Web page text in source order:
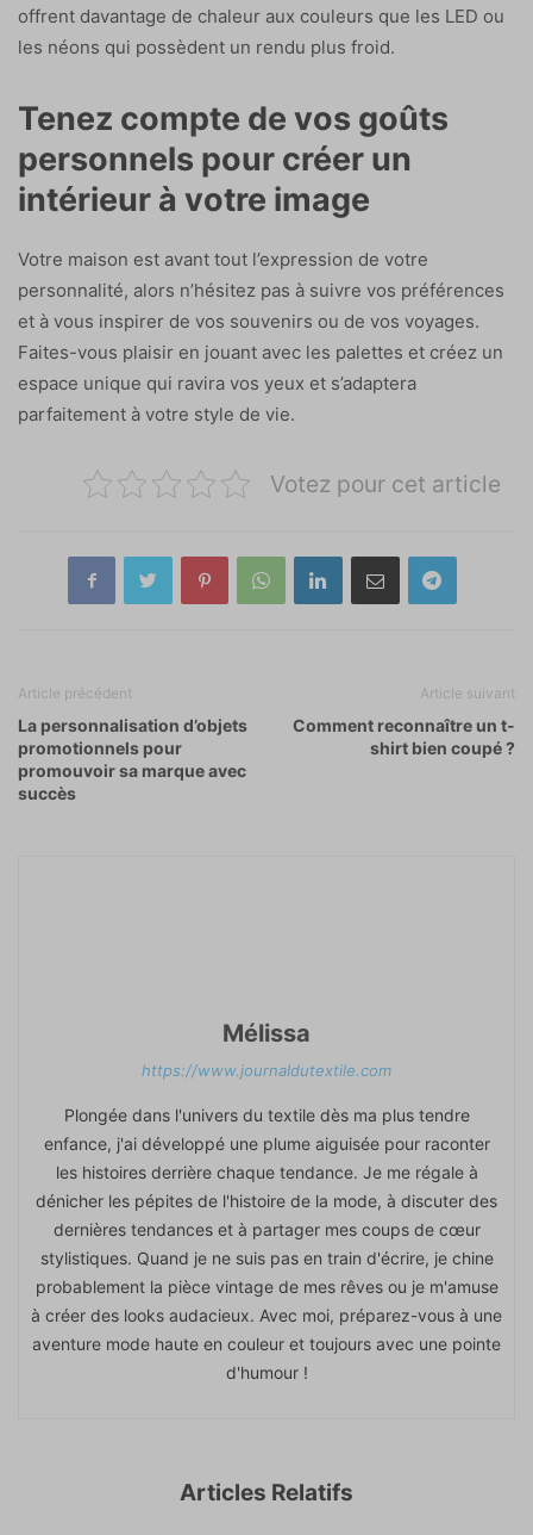
offrent davantage de chaleur aux couleurs que les LED ou
les néons qui possèdent un rendu plus froid.
Tenez compte de vos goûts
personnels pour créer un
intérieur à votre image
Votre maison est avant tout l’expression de votre
personnalité, alors n’hésitez pas à suivre vos préférences
et à vous inspirer de vos souvenirs ou de vos voyages.
Faites-vous plaisir en jouant avec les palettes et créez un
espace unique qui ravira vos yeux et s’adaptera
parfaitement à votre style de vie.
Votez pour cet article
Article précédent
La personnalisation d’objets
promotionnels pour
promouvoir sa marque avec
succès
Article suivant
Comment reconnaître un t-
shirt bien coupé ?
Mélissa
https://www.journaldutextile.com
Plongée dans l'univers du textile dès ma plus tendre
enfance, j'ai développé une plume aiguisée pour raconter
les histoires derrière chaque tendance. Je me régale à
dénicher les pépites de l'histoire de la mode, à discuter des
dernières tendances et à partager mes coups de cœur
stylistiques. Quand je ne suis pas en train d'écrire, je chine
probablement la pièce vintage de mes rêves ou je m'amuse
à créer des looks audacieux. Avec moi, préparez-vous à une
aventure mode haute en couleur et toujours avec une pointe
d'humour !
Articles Relatifs